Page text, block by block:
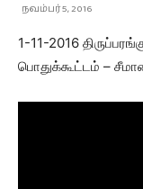
நவம்பர் 5, 2016
1-11-2016
பொதுக்கூட்டம் –